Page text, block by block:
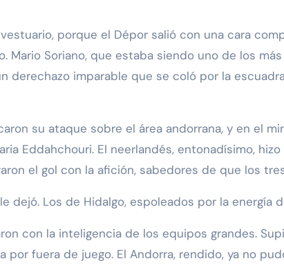
porque el Dépor salió con una cara
Mario Soriano, que estaba siendo uno de los
derechazo imparable que se coló por la
su ataque sobre el área andorrana, y en el
Eddahchouri. El neerlandés, entonadísimo,
el gol con la afición, sabedores de que los
dejó. Los de Hidalgo, espoleados por la energía
con la inteligencia de los equipos grandes.
por fuera de juego. El Andorra, rendido, ya no